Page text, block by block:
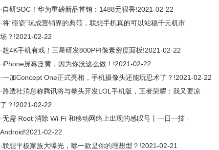
· 自研SOC！华为重磅新品首销：1488元很香!2021-02-22
·将“碰瓷”玩成营销界的典范，联想手机真的可以站稳千元机市
场？!2021-02-22
·超4K手机有戏！三星研发800PPI像素密度面板!2021-02-22
·iPhone屏幕泛黄，因为你没这么做！!2021-02-22
·一加Concept One正式亮相，手机摄像头还能玩忍术了？!2021-02-22
·路透社消息称腾讯将与拳头开发LOL手机版，王者荣耀：我又要凉
了？!2021-02-22
·无需 Root 消除 Wi-Fi 和移动网络上出现的感叹号丨一日一技 ·
Android!2021-02-22
·联想平板家族大曝光，哪一款是你的理想型？!2021-02-21